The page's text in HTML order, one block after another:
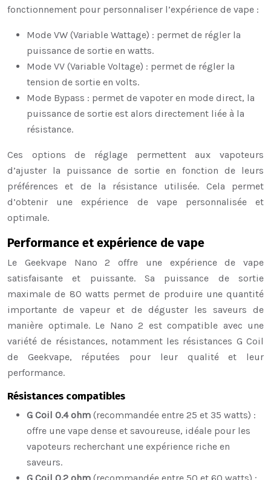
fonctionnement pour personnaliser l’expérience de vape :
Mode VW (Variable Wattage) : permet de régler la
puissance de sortie en watts.
Mode VV (Variable Voltage) : permet de régler la
tension de sortie en volts.
Mode Bypass : permet de vapoter en mode direct, la
puissance de sortie est alors directement liée à la
résistance.
Ces options de réglage permettent aux vapoteurs
d’ajuster la puissance de sortie en fonction de leurs
préférences et de la résistance utilisée. Cela permet
d’obtenir une expérience de vape personnalisée et
optimale.
Performance et expérience de vape
Le Geekvape Nano 2 offre une expérience de vape
satisfaisante et puissante. Sa puissance de sortie
maximale de 80 watts permet de produire une quantité
importante de vapeur et de déguster les saveurs de
manière optimale. Le Nano 2 est compatible avec une
variété de résistances, notamment les résistances G Coil
de Geekvape, réputées pour leur qualité et leur
performance.
Résistances compatibles
G Coil 0.4 ohm (recommandée entre 25 et 35 watts) :
offre une vape dense et savoureuse, idéale pour les
vapoteurs recherchant une expérience riche en
saveurs.